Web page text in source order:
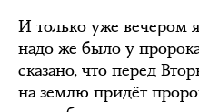
И только уже вечером
надо же было у
сказано, что перед
на землю придёт